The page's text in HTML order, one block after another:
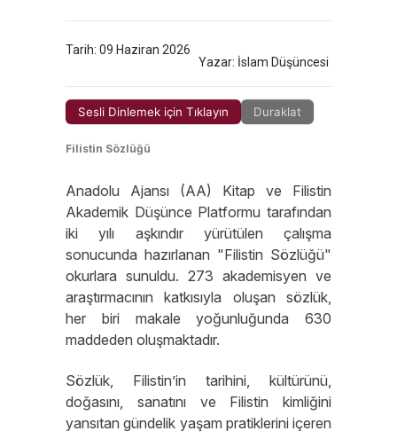
Tarih: 09 Haziran 2026
Yazar: İslam Düşüncesi
Sesli Dinlemek için Tıklayın Duraklat
Filistin Sözlüğü
Anadolu Ajansı (AA) Kitap ve Filistin
Akademik Düşünce Platformu tarafından
iki yılı aşkındır yürütülen çalışma
sonucunda hazırlanan "Filistin Sözlüğü"
okurlara sunuldu. 273 akademisyen ve
araştırmacının katkısıyla oluşan sözlük,
her biri makale yoğunluğunda 630
maddeden oluşmaktadır.
Sözlük, Filistin’in tarihini, kültürünü,
doğasını, sanatını ve Filistin kimliğini
yansıtan gündelik yaşam pratiklerini içeren